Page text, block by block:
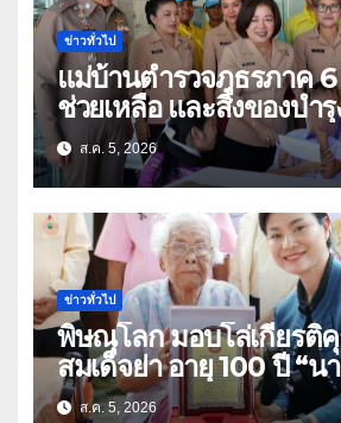
ข่าวทั่วไป
แม่บ้านตำรวจภูธรภาค 6
ช่วยเหลือ และสิ่งของบำ
ธิดา ข้าราชการตำรวจจังหวัด
อุทัยธานี
ส.ค. 5, 2026
ข่าวทั่วไป
พิษณุโลก มอบโล่เกียรติ
สมเด็จย่า อายุ 100 ปี “นางจอม นุ่ม
เนตร” ตำบลบ้านกร่าง อำ
ส.ค. 5, 2026